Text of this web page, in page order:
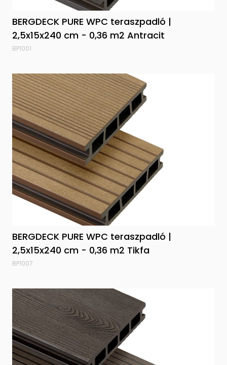
BERGDECK PURE WPC teraszpadló |
2,5x15x240 cm - 0,36 m2 Antracit
BP1001
BERGDECK PURE WPC teraszpadló |
2,5x15x240 cm - 0,36 m2 Tikfa
BP1007